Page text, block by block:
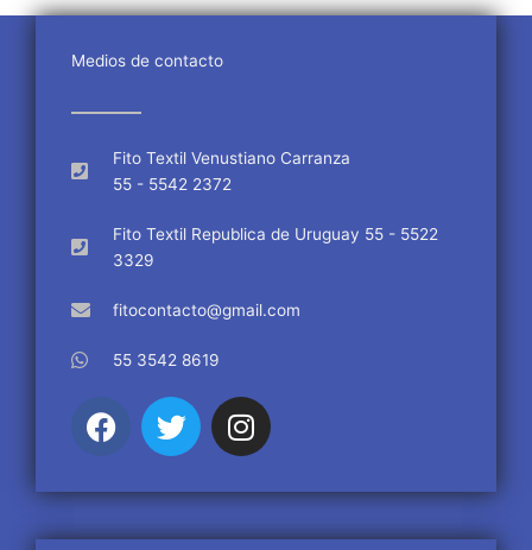
Medios de contacto
Fito Textil Venustiano Carranza
55 - 5542 2372
Fito Textil Republica de Uruguay 55 - 5522
3329
fitocontacto@gmail.com
55 3542 8619
F
a
e
b
T
w
t
t
I
n
t
a